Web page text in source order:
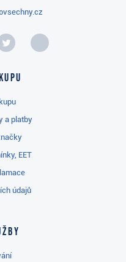
a platby
EET
údajů